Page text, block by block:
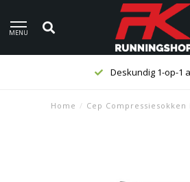
MENU
Deskundig 1-op-1
Home / Cep Compressiesokken